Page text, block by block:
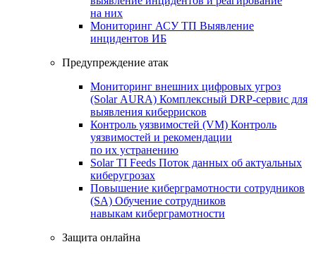
на них
Мониторинг АСУ ТП Выявление
инцидентов ИБ
Предупреждение атак
Мониторинг внешних цифровых угроз
(Solar AURA) Комплексный DRP-сервис для
выявления киберрисков
Контроль уязвимостей (VM) Контроль
уязвимостей и рекомендации
по их устранению
Solar TI Feeds Поток данных об актуальных
киберугрозах
Повышение киберграмотности сотрудников
(SA) Обучение сотрудников
навыкам киберграмотности
Защита онлайна